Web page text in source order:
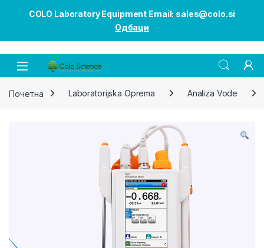
COLO Laboratory Equipment Email: sales@colo.si
Одбаци
Open
Почетна Laboratorijska Oprema Analiza Vode